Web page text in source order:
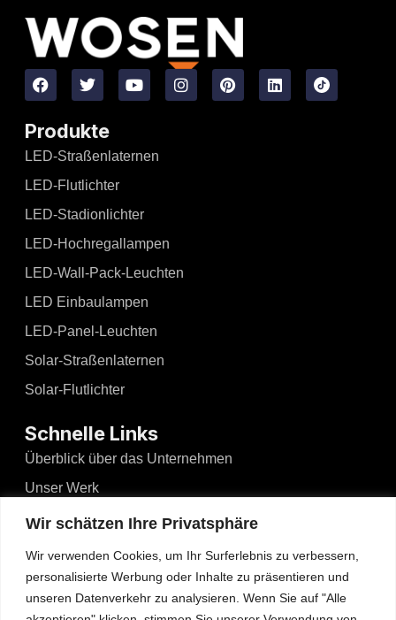
Wir schätzen Ihre Privatsphäre
Wir verwenden Cookies, um Ihr Surferlebnis zu verbessern,
personalisierte Werbung oder Inhalte zu präsentieren und
unseren Datenverkehr zu analysieren. Wenn Sie auf "Alle
Produkte
LED-Straßenlaternen
LED-Flutlichter
LED-Stadionlichter
LED-Hochregallampen
LED-Wall-Pack-Leuchten
LED Einbaulampen
LED-Panel-Leuchten
Solar-Straßenlaternen
Solar-Flutlichter
Schnelle Links
Überblick über das Unternehmen
Unser Werk
Nachrichten und Ereignisse
Blogs
Kontakt